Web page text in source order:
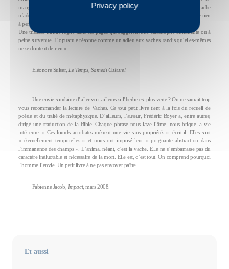
mange pas ses semblables. Une vache ne tue pas une vache. Ni père ni mère. Une vache
n’adore pas d’idoles. Une vache ne désire pas la femme d’autrui. Une vache ne vole rien
à personne. »
Une tristesse infinie règne dans ces pages qui suggèrent une catastrophe imminente ou à
peine survenue. L’opuscule résonne comme un adieu aux vaches, tandis qu’elles-mêmes
ne se doutent de rien ».
Eléonore Sulser, Le Temps, Samedi Culturel
Une envie soudaine d’aller voir ailleurs si l’herbe est plus verte ? On ne saurait trop
vous recommander la lecture de Vaches. Ce tout petit livre tient à la fois du recueil de
poésie et du traité de métaphysique. D’ailleurs, l’auteur, Frédéric Boyer a, entre autres,
dirigé une traduction de la Bible. Chaque phrase nous lave l’âme, nous brique la vie
intérieure. « Ces lourds acrobates mènent une vie sans propriétés », écrit-il. Elles sont
« éternellement temporelles » et nous ont imposé leur « poignante abstraction dans
l’immanence des champs ». L’animal néant, c’est la vache. Elle ne s’embarrasse pas du
caractère inéluctable et nécessaire de la mort. Elle est, c’est tout. On comprend pourquoi
l’homme l’envie. Un petit livre à ne pas envoyer paître.
Fabienne Jacob, Impact, mars 2008.
Et aussi
Privacy policy